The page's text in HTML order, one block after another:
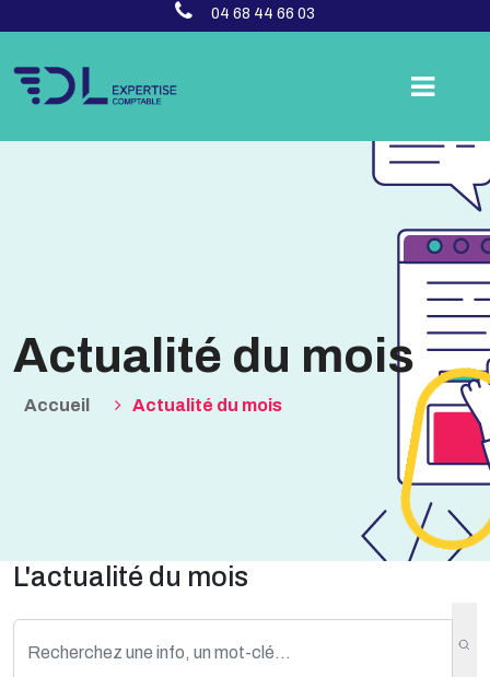
04 68 44 66 03
Actualité du mois
Accueil Actualité du mois
L'actualité du mois